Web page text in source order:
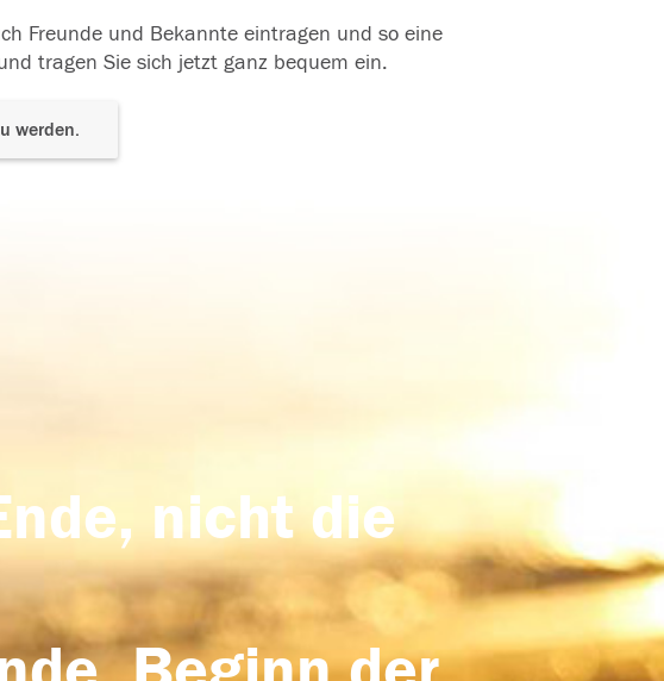
Freunde und Bekannte eintragen und so eine
tragen Sie sich jetzt ganz bequem ein.
werden.
nicht die